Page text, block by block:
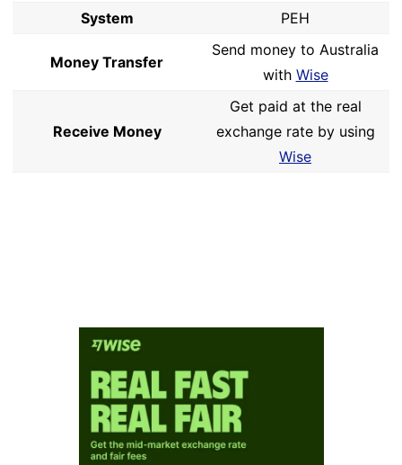
System
PEH
Money Transfer
Send money to Australia
with Wise
Receive Money
Get paid at the real
exchange rate by using
Wise